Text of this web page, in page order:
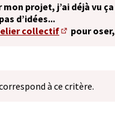
projet, j’ai déjà vu
d’idées...
collectif
(S'ouvre
pour
à ce critère.